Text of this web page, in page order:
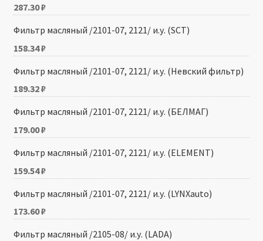
287.30₽
Фильтр масляный /2101-07, 2121/ и.у. (SCT)
158.34₽
Фильтр масляный /2101-07, 2121/ и.у. (Невский фильтр)
189.32₽
Фильтр масляный /2101-07, 2121/ и.у. (БЕЛМАГ)
179.00₽
Фильтр масляный /2101-07, 2121/ и.у. (ELEMENT)
159.54₽
Фильтр масляный /2101-07, 2121/ и.у. (LYNXauto)
173.60₽
Фильтр масляный /2105-08/ и.у. (LADA)